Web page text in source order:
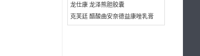
龙仕康 龙泽熊胆胶囊
克芙廷 醋酸曲安奈德益康唑乳膏